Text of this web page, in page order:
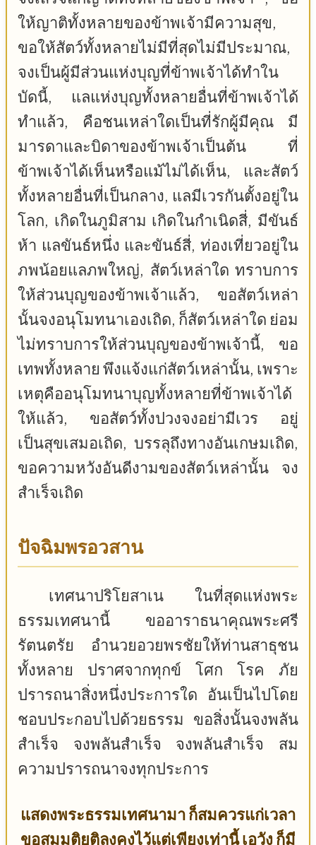
ให้ญาติทั้งหลายของข้าพเจ้ามีความสุข,
ขอให้สัตว์ทั้งหลายไม่มีที่สุดไม่มีประมาณ,
จงเป็นผู้มีส่วนแห่งบุญที่ข้าพเจ้าได้ทำใน
บัดนี้, แลแห่งบุญทั้งหลายอื่นที่ข้าพเจ้าได้
ทำแล้ว, คือชนเหล่าใดเป็นที่รักผู้มีคุณ มี
มารดาและบิดาของข้าพเจ้าเป็นต้น ที่
ข้าพเจ้าได้เห็นหรือแม้ไม่ได้เห็น, และสัตว์
ทั้งหลายอื่นที่เป็นกลาง, แลมีเวรกันตั้งอยู่ใน
โลก, เกิดในภูมิสาม เกิดในกำเนิดสี่, มีขันธ์
ห้า แลขันธ์หนึ่ง และขันธ์สี่, ท่องเที่ยวอยู่ใน
ภพน้อยแลภพใหญ่, สัตว์เหล่าใด ทราบการ
ให้ส่วนบุญของข้าพเจ้าแล้ว, ขอสัตว์เหล่า
นั้นจงอนุโมทนาเองเถิด, ก็สัตว์เหล่าใด ย่อม
ไม่ทราบการให้ส่วนบุญของข้าพเจ้านี้, ขอ
เทพทั้งหลาย พึงแจ้งแก่สัตว์เหล่านั้น, เพราะ
เหตุคืออนุโมทนาบุญทั้งหลายที่ข้าพเจ้าได้
ให้แล้ว, ขอสัตว์ทั้งปวงจงอย่ามีเวร อยู่
เป็นสุขเสมอเถิด, บรรลุถึงทางอันเกษมเถิด,
ขอความหวังอันดีงามของสัตว์เหล่านั้น จง
สำเร็จเถิด
ปัจฉิมพรอวสาน
เทศนาปริโยสาเน ในที่สุดแห่งพระ
ธรรมเทศนานี้ ขออาราธนาคุณพระศรี
รัตนตรัย อำนวยอวยพรชัยให้ท่านสาธุชน
ทั้งหลาย ปราศจากทุกข์ โศก โรค ภัย
ปรารถนาสิ่งหนึ่งประการใด อันเป็นไปโดย
ชอบประกอบไปด้วยธรรม ขอสิ่งนั้นจงพลัน
สำเร็จ จงพลันสำเร็จ จงพลันสำเร็จ สม
ความปรารถนาจงทุกประการ
แสดงพระธรรมเทศนามา ก็สมควรแก่เวลา
ขอสมมติยุติลงคงไว้แต่เพียงเท่านี้ เอวัง ก็มี